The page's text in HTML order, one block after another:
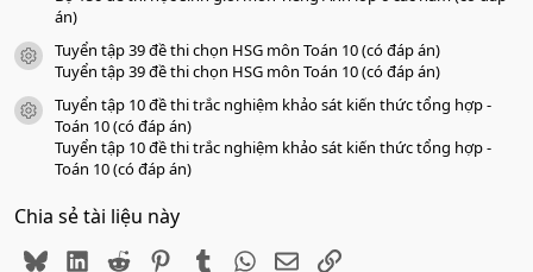
án)
icon tài liệu
Tuyển tập 39 đề thi chọn HSG môn Toán 10 (có đáp án)
Tuyển tập 39 đề thi chọn HSG môn Toán 10 (có đáp án)
icon tài liệu
Tuyển tập 10 đề thi trắc nghiệm khảo sát kiến thức tổng hợp -
Toán 10 (có đáp án)
Tuyển tập 10 đề thi trắc nghiệm khảo sát kiến thức tổng hợp -
Toán 10 (có đáp án)
Chia sẻ tài liệu này
BlueskyLinkedIn
Reddit PinterestTumblr WhatsApp
EmailLink